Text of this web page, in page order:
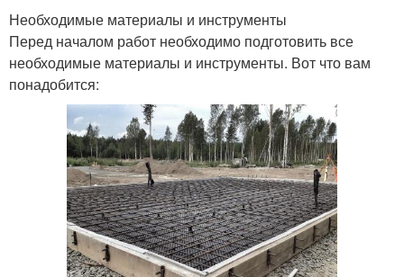
Необходимые материалы и инструменты
Перед началом работ необходимо подготовить все
необходимые материалы и инструменты. Вот что вам
понадобится: